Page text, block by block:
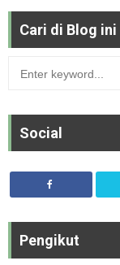
Cari di Blog ini
Social
Pengikut